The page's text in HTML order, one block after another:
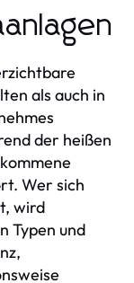
als auch in
der heißen
Wer sich
wird
Typen und